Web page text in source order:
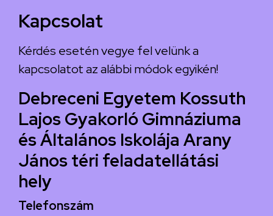
Kapcsolat
Kérdés esetén vegye fel velünk a
kapcsolatot az alábbi módok egyikén!
Debreceni Egyetem Kossuth
Lajos Gyakorló Gimnáziuma
és Általános Iskolája Arany
János téri feladatellátási
hely
Telefonszám